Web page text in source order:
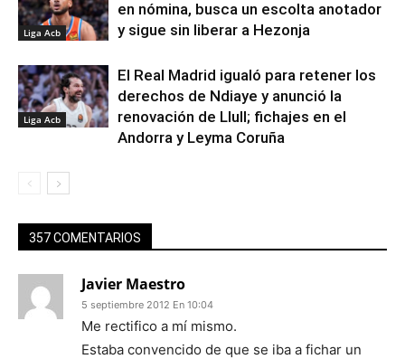
Liga Acb
en nómina, busca un escolta anotador
y sigue sin liberar a Hezonja
Liga Acb
El Real Madrid igualó para retener los
derechos de Ndiaye y anunció la
renovación de Llull; fichajes en el
Andorra y Leyma Coruña
357 COMENTARIOS
Javier Maestro
5 septiembre 2012 En 10:04
Me rectifico a mí mismo.
Estaba convencido de que se iba a fichar un